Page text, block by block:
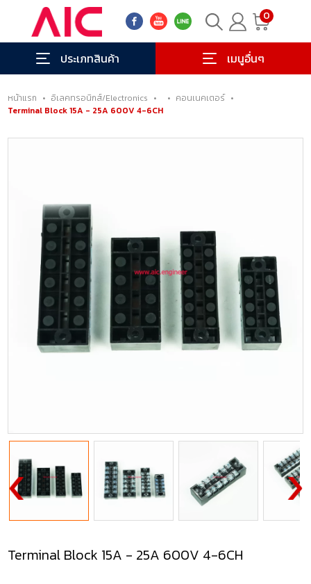
0
ประเภทสินค้า เมนูอื่นๆ
หน้าแรก • อิเลคทรอนิกส์/Electronics • • คอนเนคเตอร์ •
Terminal Block 15A - 25A 600V 4-6CH
Terminal Block 15A - 25A 600V 4-6CH